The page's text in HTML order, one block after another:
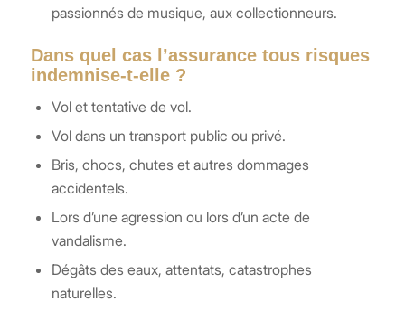
passionnés de musique, aux collectionneurs.
Dans quel cas l’assurance tous risques
indemnise-t-elle ?
Vol et tentative de vol.
Vol dans un transport public ou privé.
Bris, chocs, chutes et autres dommages
accidentels.
Lors d’une agression ou lors d’un acte de
vandalisme.
Dégâts des eaux, attentats, catastrophes
naturelles.